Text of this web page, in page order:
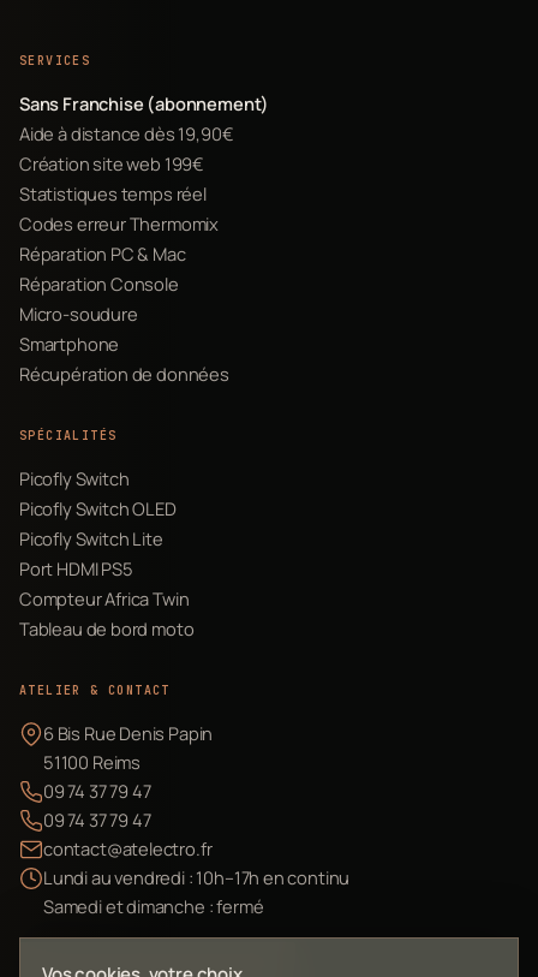
SERVICES
Sans Franchise (abonnement)
Aide à distance dès 19,90€
Création site web 199€
Statistiques temps réel
Codes erreur Thermomix
Réparation PC & Mac
Réparation Console
Micro-soudure
Smartphone
Récupération de données
SPÉCIALITÉS
Picofly Switch
Picofly Switch OLED
Picofly Switch Lite
Port HDMI PS5
Compteur Africa Twin
Tableau de bord moto
ATELIER & CONTACT
6 Bis Rue Denis Papin
51100 Reims
09 74 37 79 47
09 74 37 79 47
contact@atelectro.fr
Lundi au vendredi : 10h–17h en continu
Samedi et dimanche : fermé
Envoyer mon matériel